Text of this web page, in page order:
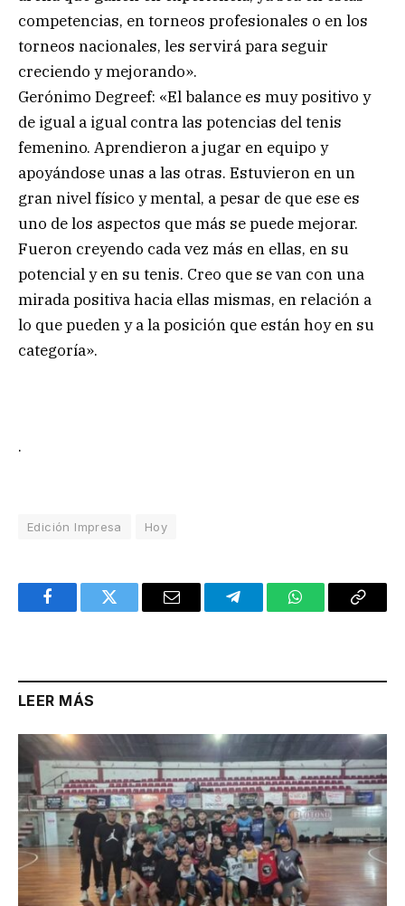
competencias, en torneos profesionales o en los
torneos nacionales, les servirá para seguir
creciendo y mejorando».
Gerónimo Degreef: «El balance es muy positivo y
de igual a igual contra las potencias del tenis
femenino. Aprendieron a jugar en equipo y
apoyándose unas a las otras. Estuvieron en un
gran nivel físico y mental, a pesar de que ese es
uno de los aspectos que más se puede mejorar.
Fueron creyendo cada vez más en ellas, en su
potencial y en su tenis. Creo que se van con una
mirada positiva hacia ellas mismas, en relación a
lo que pueden y a la posición que están hoy en su
categoría».
.
Edición Impresa Hoy
FacebookTwitter Email TelegramWhatsAppCopy
LEER MÁS